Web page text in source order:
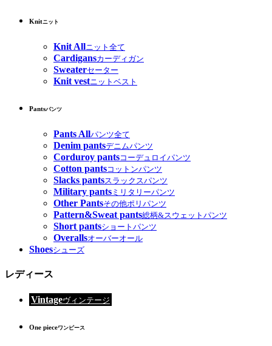
Knitニット
Knit Allニット全て
Cardigansカーディガン
Sweaterセーター
Knit vestニットベスト
Pantsパンツ
Pants Allパンツ全て
Denim pantsデニムパンツ
Corduroy pantsコーデュロイパンツ
Cotton pantsコットンパンツ
Slacks pantsスラックスパンツ
Military pants ミリタリーパンツ
Other Pantsその他ポリパンツ
Pattern&Sweat pants総柄&スウェットパンツ
Short pantsショートパンツ
Overallsオーバーオール
Shoesシューズ
レディース
Vintageヴィンテージ
One pieceワンピース